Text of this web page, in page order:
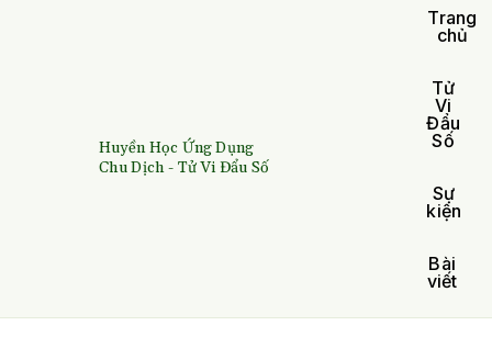
Huyền Học Ứng Dụng
Chu Dịch - Tử Vi Đẩu Số
Trang
chủ
Tử
Vi
Đẩu
Số
Sự
kiện
Bài
viết